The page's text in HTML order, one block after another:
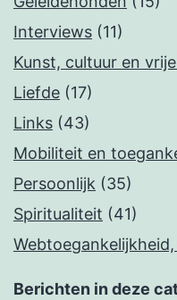
Interviews (11)
Kunst, cultuur en
Liefde (17)
Links (43)
Mobiliteit en
Persoonlijk (35)
Spiritualiteit (41)
Berichten in deze